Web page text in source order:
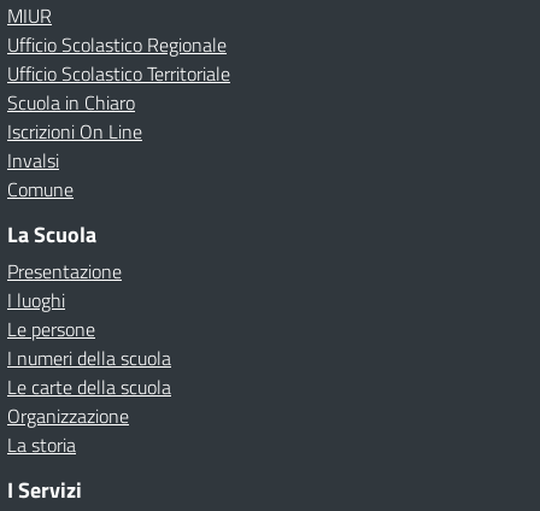
MIUR
Ufficio Scolastico Regionale
Ufficio Scolastico Territoriale
Scuola in Chiaro
Iscrizioni On Line
Invalsi
Comune
La Scuola
Presentazione
I luoghi
Le persone
I numeri della scuola
Le carte della scuola
Organizzazione
La storia
I Servizi